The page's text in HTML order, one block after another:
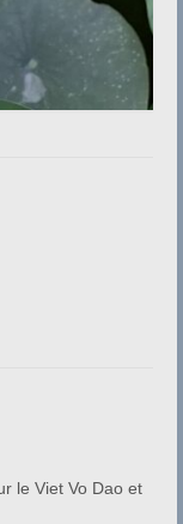
le Viet Vo Dao et